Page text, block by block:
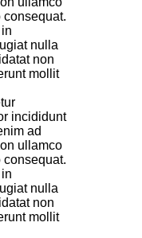
consequat.
nulla
non
mollit
incididunt
ad
ullamco
consequat.
nulla
non
mollit